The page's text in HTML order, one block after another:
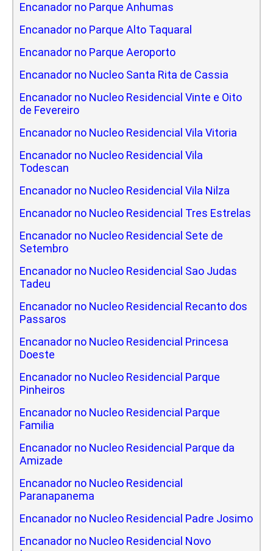
Encanador no Parque Anhumas
Encanador no Parque Alto Taquaral
Encanador no Parque Aeroporto
Encanador no Nucleo Santa Rita de Cassia
Encanador no Nucleo Residencial Vinte e Oito
de Fevereiro
Encanador no Nucleo Residencial Vila Vitoria
Encanador no Nucleo Residencial Vila
Todescan
Encanador no Nucleo Residencial Vila Nilza
Encanador no Nucleo Residencial Tres Estrelas
Encanador no Nucleo Residencial Sete de
Setembro
Encanador no Nucleo Residencial Sao Judas
Tadeu
Encanador no Nucleo Residencial Recanto dos
Passaros
Encanador no Nucleo Residencial Princesa
Doeste
Encanador no Nucleo Residencial Parque
Pinheiros
Encanador no Nucleo Residencial Parque
Familia
Encanador no Nucleo Residencial Parque da
Amizade
Encanador no Nucleo Residencial
Paranapanema
Encanador no Nucleo Residencial Padre Josimo
Encanador no Nucleo Residencial Novo